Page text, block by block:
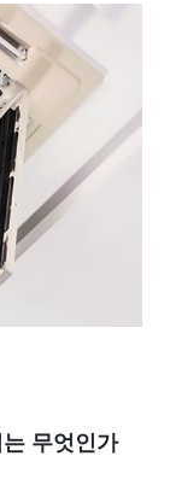
무엇인가